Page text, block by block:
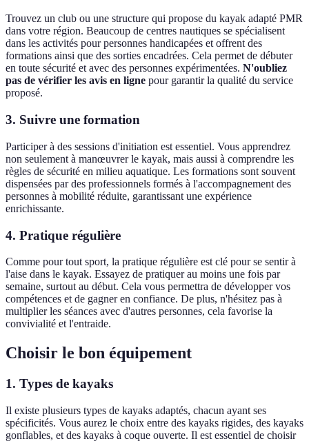
Trouvez un club ou une structure qui propose du kayak adapté PMR
dans votre région. Beaucoup de centres nautiques se spécialisent
dans les activités pour personnes handicapées et offrent des
formations ainsi que des sorties encadrées. Cela permet de débuter
en toute sécurité et avec des personnes expérimentées. N'oubliez
pas de vérifier les avis en ligne pour garantir la qualité du service
proposé.
3. Suivre une formation
Participer à des sessions d'initiation est essentiel. Vous apprendrez
non seulement à manœuvrer le kayak, mais aussi à comprendre les
règles de sécurité en milieu aquatique. Les formations sont souvent
dispensées par des professionnels formés à l'accompagnement des
personnes à mobilité réduite, garantissant une expérience
enrichissante.
4. Pratique régulière
Comme pour tout sport, la pratique régulière est clé pour se sentir à
l'aise dans le kayak. Essayez de pratiquer au moins une fois par
semaine, surtout au début. Cela vous permettra de développer vos
compétences et de gagner en confiance. De plus, n'hésitez pas à
multiplier les séances avec d'autres personnes, cela favorise la
convivialité et l'entraide.
Choisir le bon équipement
1. Types de kayaks
Il existe plusieurs types de kayaks adaptés, chacun ayant ses
spécificités. Vous aurez le choix entre des kayaks rigides, des kayaks
gonflables, et des kayaks à coque ouverte. Il est essentiel de choisir